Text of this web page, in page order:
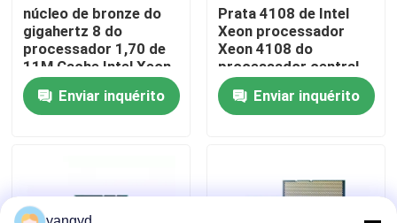
Notícias
Casos
Servidor do armazenamento de cremalheira
núcleo de bronze do
gigahertz 8 do
processador 1,70 de
11M Cache Intel Xeon
3106
Enviar inquérito
Prata 4108 de Intel
Xeon processador
Xeon 4108 do
processador central
de 1,8 gigahertz
INTELEnviar inquérito